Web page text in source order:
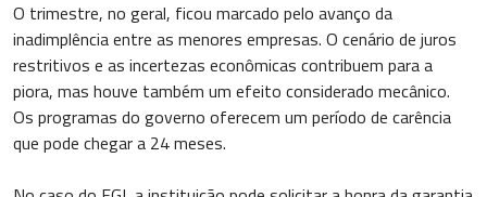
O trimestre, no geral, ficou marcado pelo avanço da
inadimplência entre as menores empresas. O cenário de juros
restritivos e as incertezas econômicas contribuem para a
piora, mas houve também um efeito considerado mecânico.
Os programas do governo oferecem um período de carência
que pode chegar a 24 meses.